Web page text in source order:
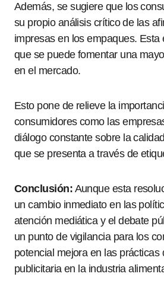
Además, se sugiere que los
su propio análisis crítico de las
impresas en los empaques. Esta
que se puede fomentar una
en el mercado.
Esto pone de relieve la
consumidores como las
diálogo constante sobre la
que se presenta a través de
Conclusión: Aunque esta
un cambio inmediato en las
atención mediática y el debate
un punto de vigilancia para los
potencial mejora en las prácticas
publicitaria en la industria